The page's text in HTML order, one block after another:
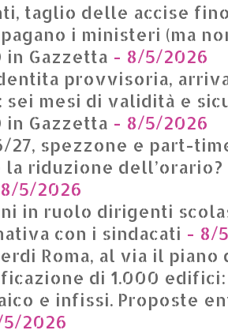
taglio delle accise
i ministeri (ma
in Gazzetta - 8/5/2026
provvisoria,
mesi di validità e
in Gazzetta - 8/5/2026
27, spezzone e part-
la riduzione
5/2026
in ruolo dirigenti
con i sindacati - 8/
Roma, al via il piano
di 1.000
e infissi. Proposte
2026